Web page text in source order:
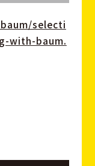
selecti
with-baum.